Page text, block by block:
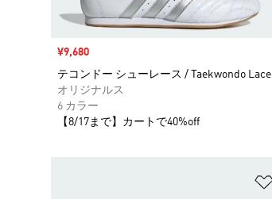
セール価格
¥9,680
テコンドー シューレース / Taekwondo Lace
オリジナルス
6 カラー
【8/17まで】カートで40%off